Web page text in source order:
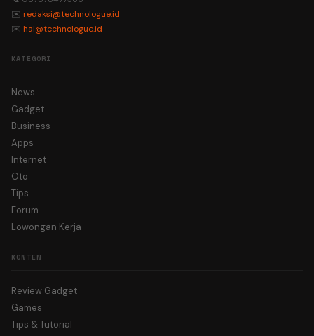
✉️ redaksi@technologue.id
✉️ hai@technologue.id
KATEGORI
News
Gadget
Business
Apps
Internet
Oto
Tips
Forum
Lowongan Kerja
KONTEN
Review Gadget
Games
Tips & Tutorial